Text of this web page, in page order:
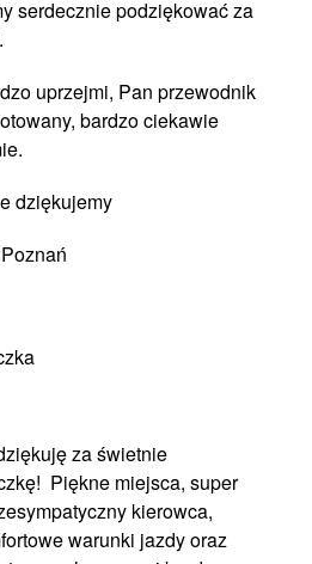
serdecznie podziękować za
uprzejmi, Pan przewodnik
bardzo ciekawie
dziękujemy
za świetnie
Piękne miejsca, super
kierowca,
warunki jazdy oraz